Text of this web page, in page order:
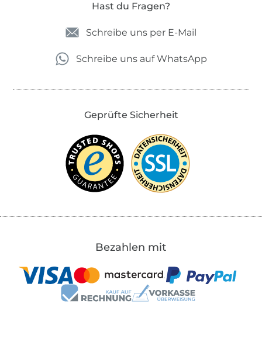
Hast du Fragen?
Schreibe uns per E-Mail
Schreibe uns auf WhatsApp
Geprüfte Sicherheit
Bezahlen mit